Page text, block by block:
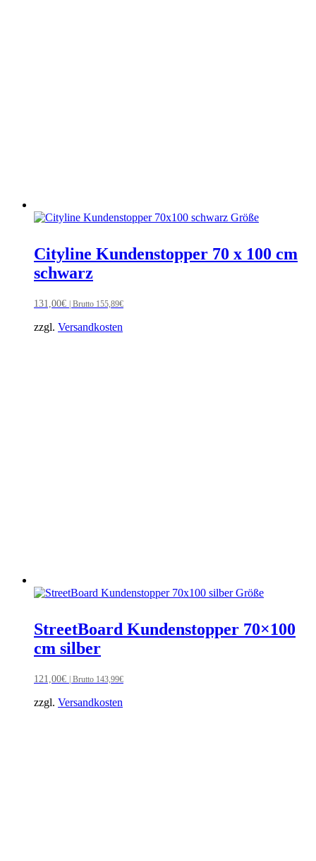
Cityline Kundenstopper 70 x 100 cm
schwarz
131,00€ | Brutto 155,89€
zzgl. Versandkosten
StreetBoard Kundenstopper 70×100
cm silber
121,00€ | Brutto 143,99€
zzgl. Versandkosten